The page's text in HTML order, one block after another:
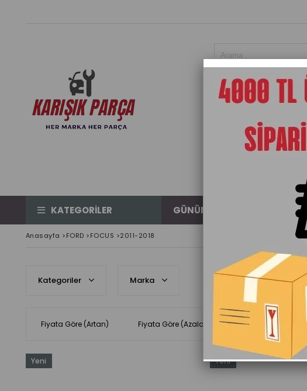
KATEGORİLER GÜNÜN ÜRÜNÜ
Anasayfa >FORD >FOCUS >2011-2018
Kategoriler Marka
Fiyata Göre (Artan) Fiyata Göre (Azalan) Ürün Adına Göre
Yeni
Yeni